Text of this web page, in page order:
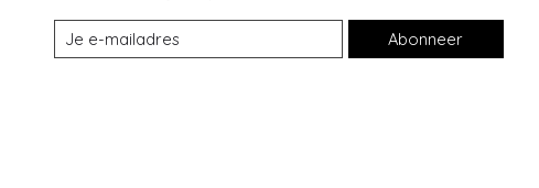
Abonneer